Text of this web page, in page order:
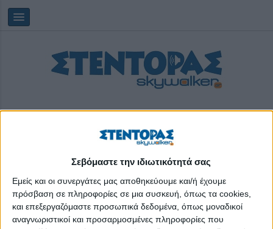
Σεβόμαστε την ιδιωτικότητά σας
Εμείς και οι συνεργάτες μας αποθηκεύουμε και/ή έχουμε
πρόσβαση σε πληροφορίες σε μια συσκευή, όπως τα cookies,
και επεξεργαζόμαστε προσωπικά δεδομένα, όπως μοναδικοί
αναγνωριστικοί και προσαρμοσμένες πληροφορίες που
Πέμπτη, 06/08/2026 09:37:54
γνωμοδότηση